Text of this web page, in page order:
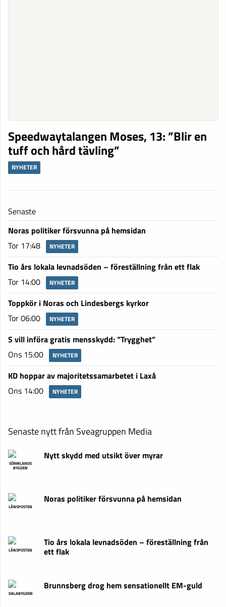
Speedwaytalangen Moses, 13: ”Blir en
tuff och hård tävling”
NYHETER
Senaste
Noras politiker försvunna på hemsidan
Tor 17:48
NYHETER
Tio års lokala levnadsöden – föreställning från ett flak
Tor 14:00
NYHETER
Toppkör i Noras och Lindesbergs kyrkor
Tor 06:00
NYHETER
S vill införa gratis mensskydd: ”Trygghet”
Ons 15:00
NYHETER
KD hoppar av majoritetssamarbetet i Laxå
Ons 14:00
NYHETER
Senaste nytt från Sveagruppen Media
SÖRMLANDS
BYGDEN
Nytt skydd med utsikt över myrar
LÄNSPOSTEN
Noras politiker försvunna på hemsidan
LÄNSPOSTEN
Tio års lokala levnadsöden – föreställning från
ett flak
DALABYGDEN
Brunnsberg drog hem sensationellt EM-guld